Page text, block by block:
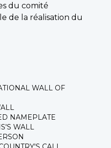
du comité
de la réalisation du
WALL OF
NAMEPLATE
WALL